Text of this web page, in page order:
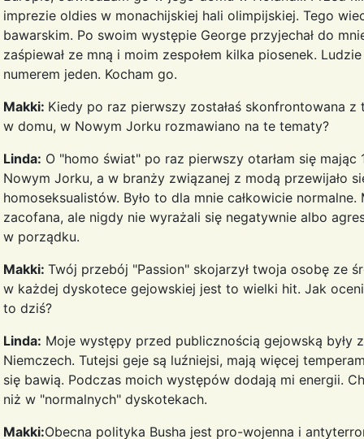
imprezie oldies w monachijskiej hali olimpijskiej. Tego
bawarskim. Po swoim występie George przyjechał do
zaśpiewał ze mną i moim zespołem kilka piosenek.
numerem jeden. Kocham go.
Makki: Kiedy po raz pierwszy zostałaś skonfrontowana
w domu, w Nowym Jorku rozmawiano na te tematy?
Linda: O "homo świat" po raz pierwszy otarłam się mając
Nowym Jorku, a w branży związanej z modą przewijało
homoseksualistów. Było to dla mnie całkowicie
zacofana, ale nigdy nie wyrażali się negatywnie albo
w porządku.
Makki: Twój przebój "Passion" skojarzył twoja osobę ze
w każdej dyskotece gejowskiej jest to wielki hit. Jak
to dziś?
Linda: Moje występy przed publicznością gejowską były
Niemczech. Tutejsi geje są luźniejsi, mają więcej
się bawią. Podczas moich występów dodają mi energii.
niż w "normalnych" dyskotekach.
Makki:Obecna polityka Busha jest pro-wojenna i